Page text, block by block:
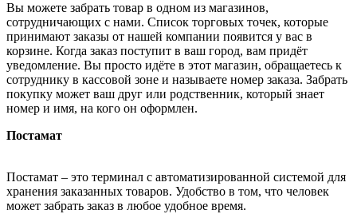
Вы можете забрать товар в одном из магазинов,
сотрудничающих с нами. Список торговых точек, которые
принимают заказы от нашей компании появится у вас в
корзине. Когда заказ поступит в ваш город, вам придёт
уведомление. Вы просто идёте в этот магазин, обращаетесь к
сотруднику в кассовой зоне и называете номер заказа. Забрать
покупку может ваш друг или родственник, который знает
номер и имя, на кого он оформлен.
Постамат
Постамат – это терминал с автоматизированной системой для
хранения заказанных товаров. Удобство в том, что человек
может забрать заказ в любое удобное время.